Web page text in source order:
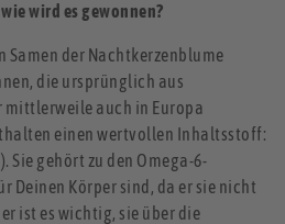
wird es gewonnen?
Samen der Nachtkerzenblume
die ursprünglich aus
auch in Europa
einen wertvollen Inhaltsstoff:
Sie gehört zu den Omega-6-
Deinen Körper sind, da er sie nicht
ist es wichtig, sie über die